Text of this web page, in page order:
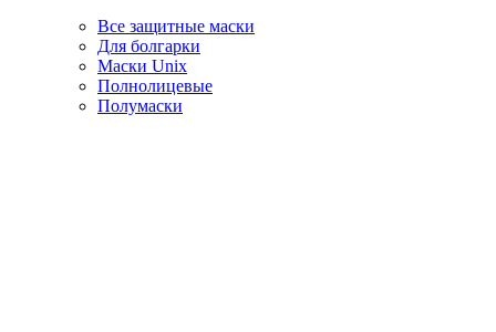
Все защитные маски
Для болгарки
Маски Unix
Полнолицевые
Полумаски